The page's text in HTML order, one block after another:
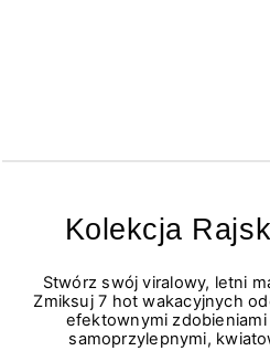
Kolekcja
Stwórz swój viralowy, letni
Zmiksuj 7 hot wakacyjnych
efektownymi
samoprzylepnymi,